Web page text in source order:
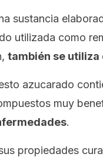
sustancia
utilizada como
también se
azucarado
muy
.
propiedades